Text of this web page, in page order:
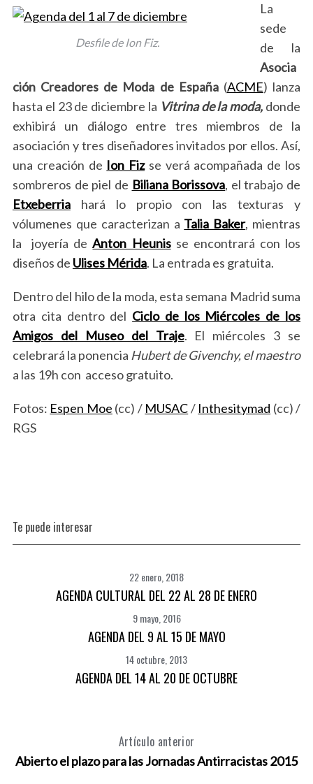
Desfile de Ion Fiz.
La
sede
de la
Asocia
ción Creadores de Moda de España (ACME) lanza
hasta el 23 de diciembre la Vitrina de la moda, donde
exhibirá un diálogo entre tres miembros de la
asociación y tres diseñadores invitados por ellos. Así,
una creación de Ion Fizse verá acompañada de los
sombreros de piel de Biliana Borissova, el trabajo de
Etxeberriahará lo propio con las texturas y
vólumenes que caracterizan a Talia Baker, mientras
la joyería deAnton Heunisse encontrará con los
diseños de Ulises Mérida. La entrada es gratuita.
Dentro del hilo de la moda, esta semana Madrid suma
otra cita dentro del Ciclo de los Miércoles de los
Amigos del Museo del Traje. El miércoles 3 se
celebrará la ponencia Hubert de Givenchy, el maestro
a las 19h con acceso gratuito.
Fotos: Espen Moe (cc) / MUSAC/ Inthesitymad (cc) /
RGS
Te puede interesar
22 enero, 2018
AGENDA CULTURAL DEL 22 AL 28 DE ENERO
9 mayo, 2016
AGENDA DEL 9 AL 15 DE MAYO
14 octubre, 2013
AGENDA DEL 14 AL 20 DE OCTUBRE
Artículo anterior
Abierto el plazo para las Jornadas Antirracistas 2015